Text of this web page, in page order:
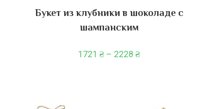
Букет из клубники в шоколаде с
шампанским
1721 ₴ – 2228 ₴